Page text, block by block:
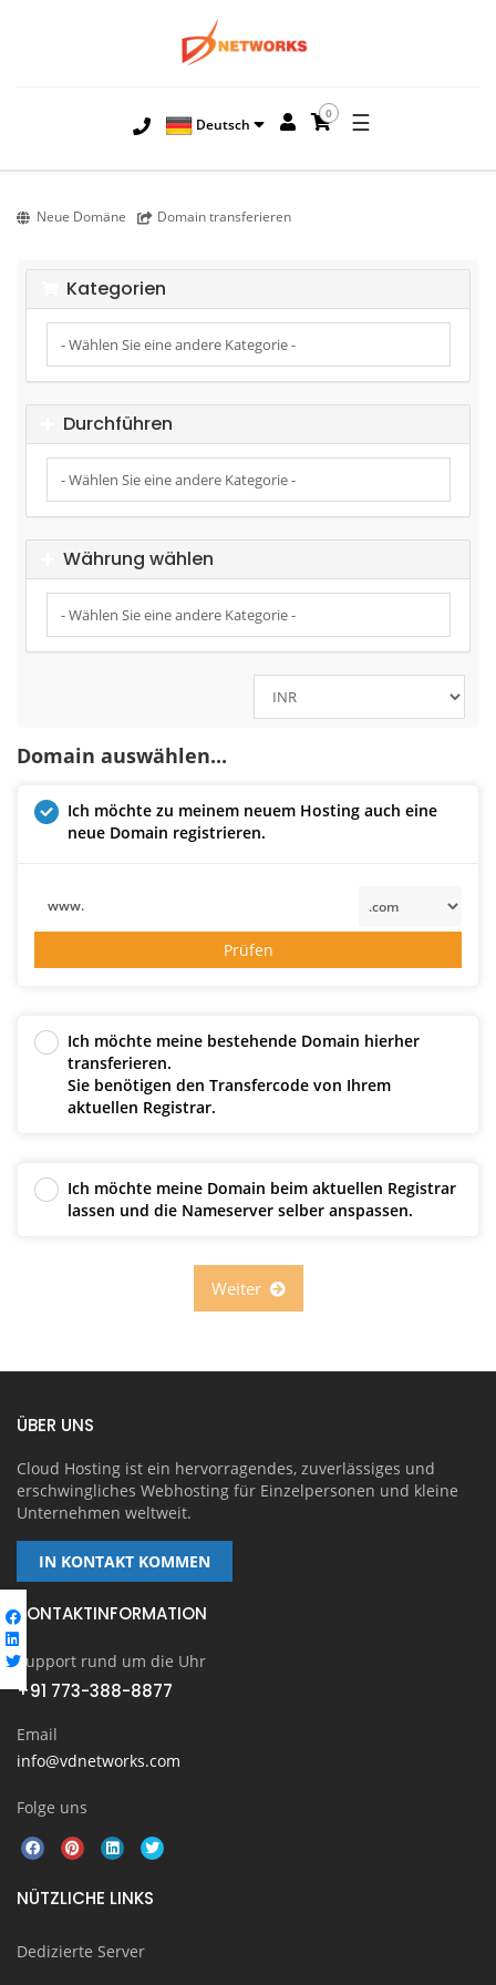
Deutsch
0 ☰
Neue Domäne Domain transferieren
Kategorien
Durchführen
Währung wählen
Domain auswählen...
Ich möchte zu meinem neuem Hosting auch eine
neue Domain registrieren.
www.
Prüfen
Ich möchte meine bestehende Domain hierher
transferieren.
Sie benötigen den Transfercode von Ihrem
aktuellen Registrar.
Ich möchte meine Domain beim aktuellen Registrar
lassen und die Nameserver selber anspassen.
ÜBER UNS
Cloud Hosting ist ein hervorragendes, zuverlässiges und
erschwingliches Webhosting für Einzelpersonen und kleine
Unternehmen weltweit.
IN KONTAKT KOMMEN
KONTAKTINFORMATION
Support rund um die Uhr
+91 773-388-8877
Email
info@vdnetworks.com
Folge uns
NÜTZLICHE LINKS
Dedizierte Server